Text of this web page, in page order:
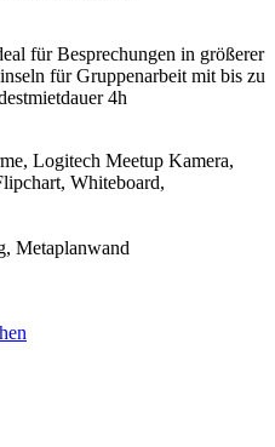
für Besprechungen in größerer
für Gruppenarbeit mit bis zu
4h
Logitech Meetup Kamera,
Whiteboard,
Metaplanwand